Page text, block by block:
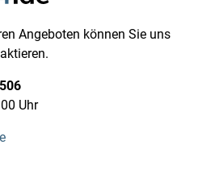
Angeboten können Sie uns
Uhr